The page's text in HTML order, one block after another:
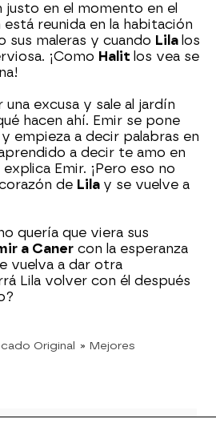
justo en el momento en el
está reunida en la habitación
sus maleras y cuando Lila los
¡Como Halit los vea se
excusa y sale al jardín
hacen ahí. Emir se pone
empieza a decir palabras en
a decir te amo en
Emir. ¡Pero eso no
de Lila y se vuelve a
quería que viera sus
a Caner con la esperanza
vuelva a dar otra
Lila volver con él después
Original » Mejores